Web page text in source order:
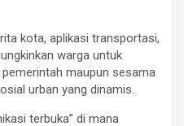
kota, aplikasi transportasi,
warga untuk
maupun sesama
urban yang dinamis.
terbuka” di mana